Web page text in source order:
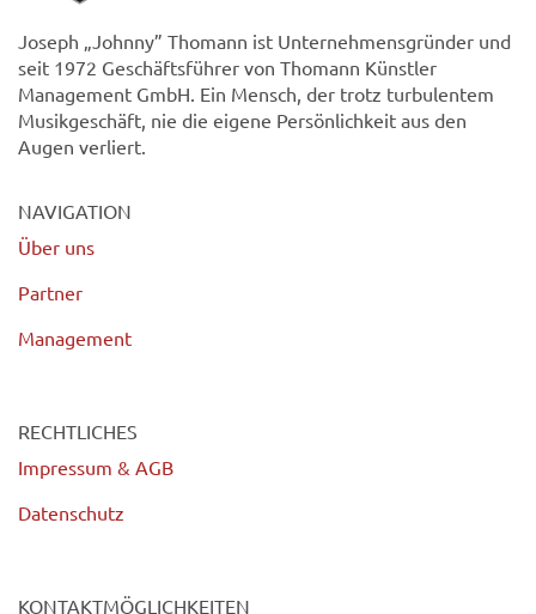
Joseph „Johnny” Thomann ist Unternehmensgründer und
seit 1972 Geschäftsführer von Thomann Künstler
Management GmbH. Ein Mensch, der trotz turbulentem
Musikgeschäft, nie die eigene Persönlichkeit aus den
Augen verliert.
NAVIGATION
Über uns
Partner
Management
RECHTLICHES
Impressum & AGB
Datenschutz
KONTAKTMÖGLICHKEITEN